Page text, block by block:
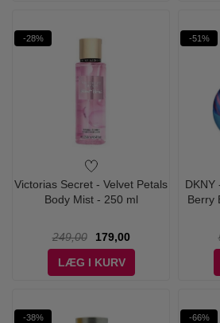
-28%
Victorias Secret - Velvet Petals
Body Mist - 250 ml
249,00
179,00
LÆG I KURV
-51%
DKNY
Berry
-38% -66%